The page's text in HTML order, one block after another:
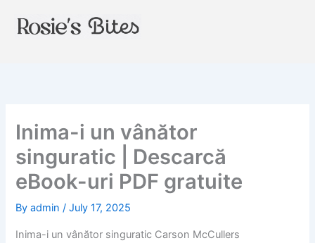
Inima-i un vânător
singuratic | Descarcă
eBook-uri PDF gratuite
Byadmin/July 17, 2025
Inima-i un vânător singuratic Carson McCullers